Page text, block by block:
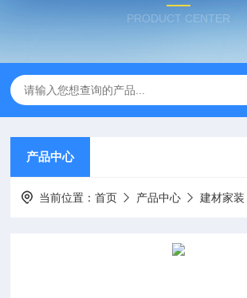
PRODUCT CENTER
产品中心
当前位置：首页 产品中心 建材家装